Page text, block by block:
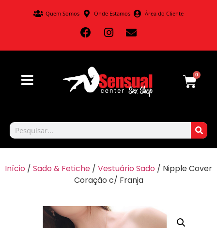
Quem Somos Onde Estamos Área do Cliente
0
Início / Sado & Fetiche / Vestuário Sado / Nipple Cover
Coração c/ Franja